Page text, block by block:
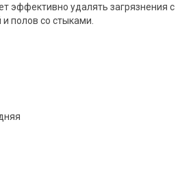
эффективно удалять загрязнения с
полов со стыками.